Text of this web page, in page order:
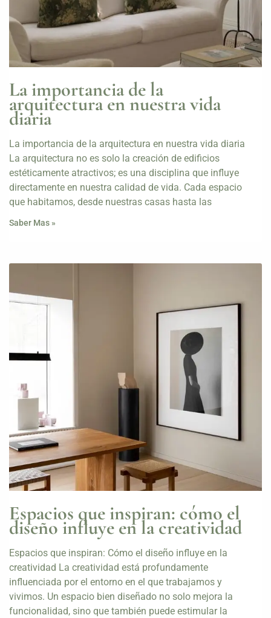
La importancia de la
arquitectura en nuestra vida
diaria
La importancia de la arquitectura en nuestra vida diaria
La arquitectura no es solo la creación de edificios
estéticamente atractivos; es una disciplina que influye
directamente en nuestra calidad de vida. Cada espacio
que habitamos, desde nuestras casas hasta las
Saber Mas »
Espacios que inspiran: cómo el
diseño influye en la creatividad
Espacios que inspiran: Cómo el diseño influye en la
creatividad La creatividad está profundamente
influenciada por el entorno en el que trabajamos y
vivimos. Un espacio bien diseñado no solo mejora la
funcionalidad, sino que también puede estimular la